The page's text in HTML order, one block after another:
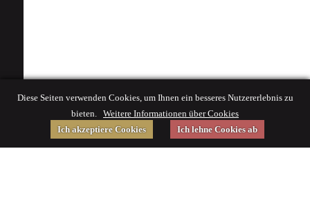
Diese Seiten verwenden Cookies, um Ihnen ein besseres Nutzererlebnis zu
bieten. Weitere Informationen über Cookies
Ich akzeptiere Cookies
Ich lehne Cookies ab